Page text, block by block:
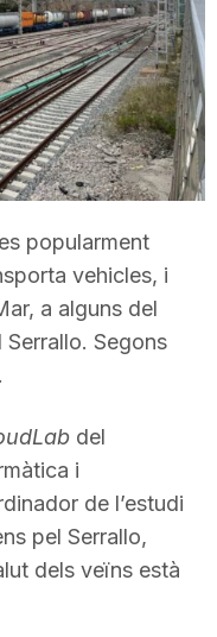
popularment
vehicles, i
a alguns del
Segons
del
i
de l’estudi
pel Serrallo,
dels veïns està